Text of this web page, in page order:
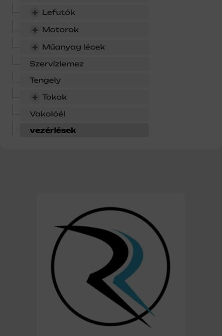
+ Lefutók
+ Motorok
+
Műanyag lécek
Szervízlemez
Tengely
+ Tokok
Vakolóél
vezérlések